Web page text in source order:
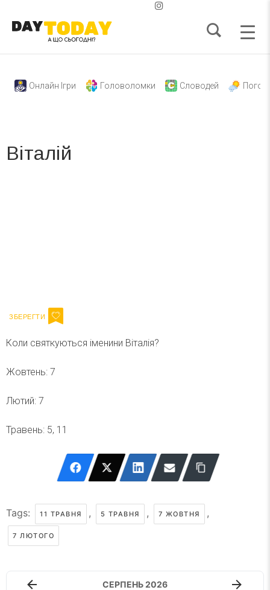
Онлайн Ігри Головоломки Словодей
Віталій
Коли святкуються іменини Віталія?
Жовтень: 7
Лютий: 7
Травень: 5, 11
Tags: 11 ТРАВНЯ , 5 ТРАВНЯ , 7 ЖОВТНЯ ,
7 ЛЮТОГО
СЕРПЕНЬ 2026